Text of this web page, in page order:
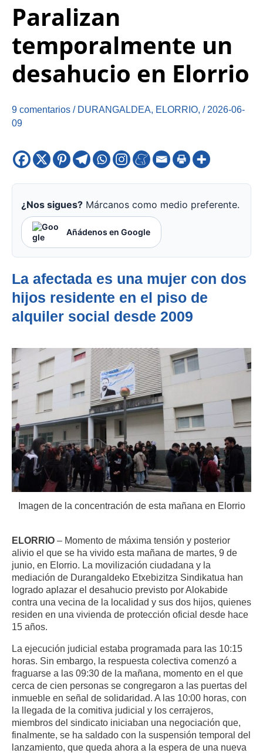
Paralizan
temporalmente un
desahucio en Elorrio
9 comentarios / DURANGALDEA, ELORRIO, / 2026-06-
09
¿Nos sigues? Márcanos como medio preferente.
Añádenos en Google
La afectada es una mujer con dos
hijos residente en el piso de
alquiler social desde 2009
Imagen de la concentración de esta mañana en Elorrio
ELORRIO – Momento de máxima tensión y posterior
alivio el que se ha vivido esta mañana de martes, 9 de
junio, en Elorrio. La movilización ciudadana y la
mediación de Durangaldeko Etxebizitza Sindikatua han
logrado aplazar el desahucio previsto por Alokabide
contra una vecina de la localidad y sus dos hijos, quienes
residen en una vivienda de protección oficial desde hace
15 años.
La ejecución judicial estaba programada para las 10:15
horas. Sin embargo, la respuesta colectiva comenzó a
fraguarse a las 09:30 de la mañana, momento en el que
cerca de cien personas se congregaron a las puertas del
inmueble en señal de solidaridad. A las 10:00 horas, con
la llegada de la comitiva judicial y los cerrajeros,
miembros del sindicato iniciaban una negociación que,
finalmente, se ha saldado con la suspensión temporal del
lanzamiento, que queda ahora a la espera de una nueva